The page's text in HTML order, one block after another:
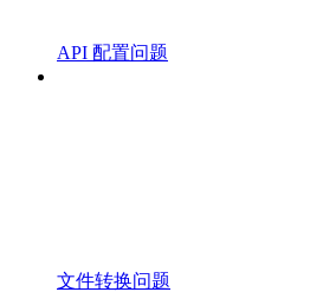
API 配置问题
文件转换问题